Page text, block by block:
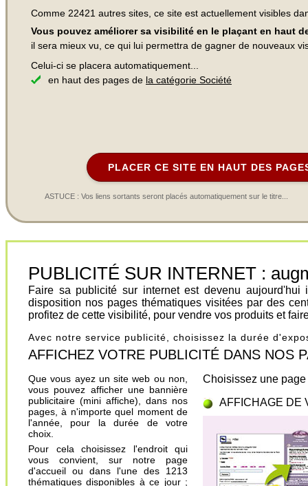
Comme 22421 autres sites, ce site est actuellement visibles
Vous pouvez améliorer sa visibilité en le plaçant en haut
il sera mieux vu, ce qui lui permettra de gagner de nouveaux
Celui-ci se placera automatiquement...
en haut des pages de la catégorie Société
PLACER CE SITE EN HAUT DES
ASTUCE : Vos liens sortants seront placés automatiquement sur le titre...
PUBLICITÉ SUR INTERNET :
Faire sa publicité sur internet est devenu
disposition nos pages thématiques visitées par des
profitez de cette visibilité, pour vendre vos produits et
Avec notre service publicité, choisissez la durée
AFFICHEZ VOTRE PUBLICITÉ DANS NOS
Que vous ayez un site web ou non,
vous pouvez afficher une bannière
publicitaire (mini affiche), dans nos
pages, à n'importe quel moment de
l'année, pour la durée de votre
choix.
Pour cela choisissez l'endroit qui
vous convient, sur notre page
d'accueil ou dans l'une des 1213
thématiques disponibles à ce jour ;
Choisissez une
AFFICHAGE DE